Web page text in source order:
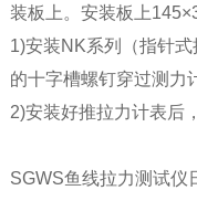
装板上。安装板上
1)安装NK系列（指针
的十字槽螺钉穿过测力
2)安装好推拉力计表后
SGWS鱼线拉力测试仪